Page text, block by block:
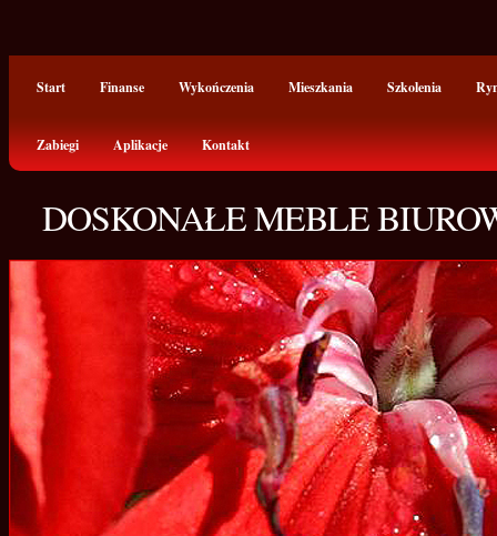
Start Finanse Wykończenia Mieszkania Szkolenia
Zabiegi Aplikacje Kontakt
DOSKONAŁE MEBLE